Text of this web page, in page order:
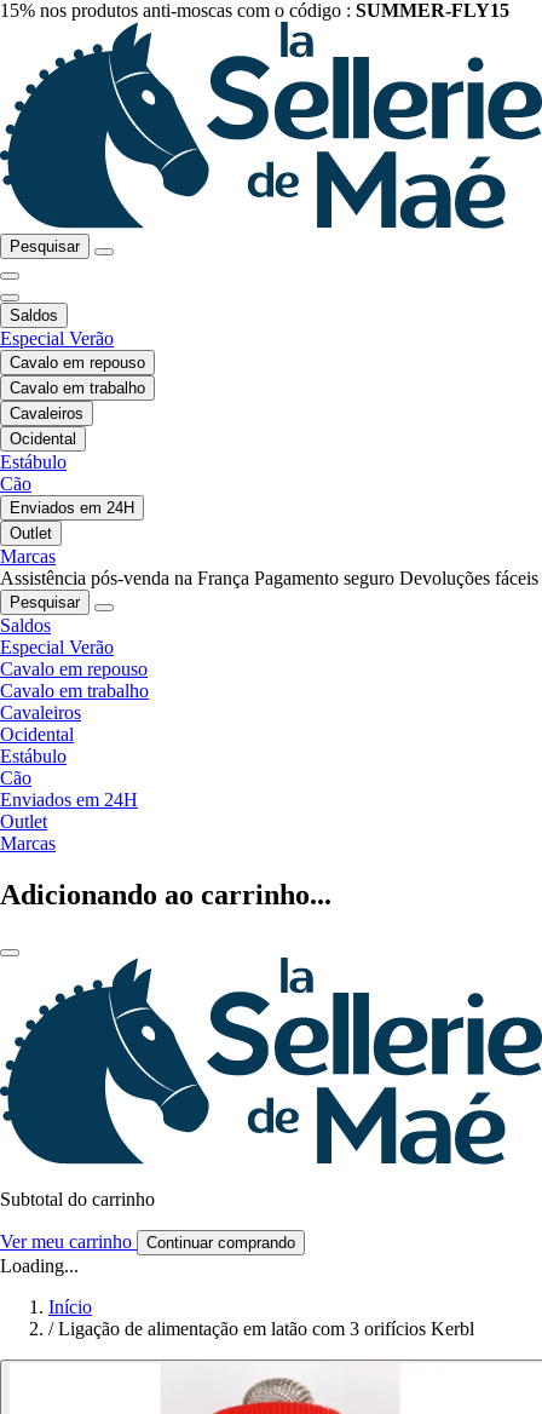
15% nos produtos anti-moscas com o código : SUMMER-FLY15
Pesquisar
Saldos
Especial Verão
Cavalo em repouso
Cavalo em trabalho
Cavaleiros
Ocidental
Estábulo
Cão
Enviados em 24H
Outlet
Marcas
Assistência pós-venda na França Pagamento seguro Devoluções fáceis
Pesquisar
Saldos
Especial Verão
Cavalo em repouso
Cavalo em trabalho
Cavaleiros
Ocidental
Estábulo
Cão
Enviados em 24H
Outlet
Marcas
Adicionando ao carrinho...
Subtotal do carrinho
Ver meu carrinho Continuar comprando
Loading...
Início
/ Ligação de alimentação em latão com 3 orifícios Kerbl